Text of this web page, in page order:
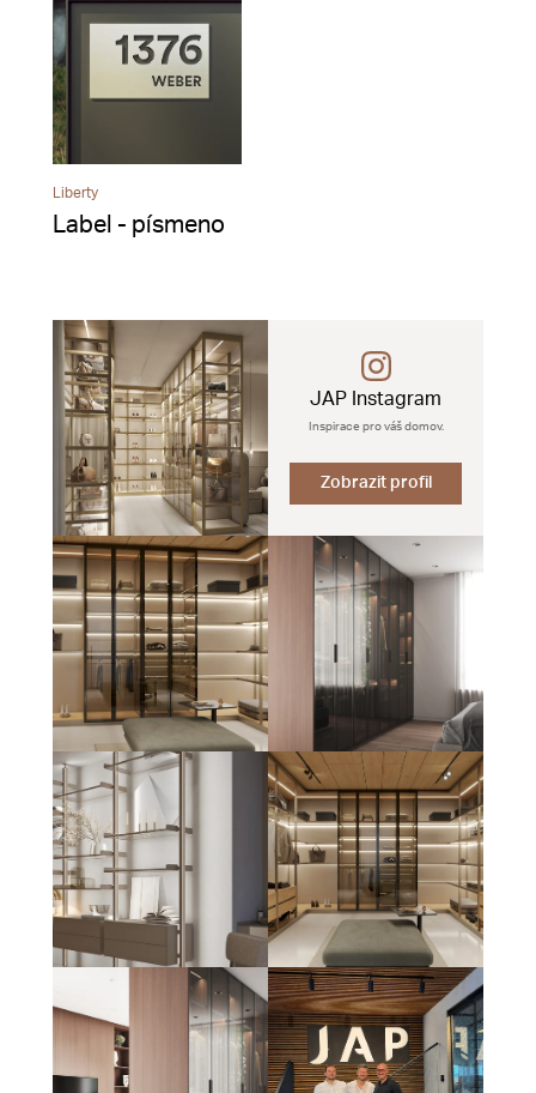
Liberty
Label - písmeno
JAP Instagram
Inspirace pro váš domov.
Zobrazit profil